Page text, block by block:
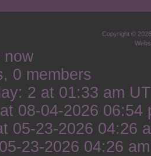
Copyright ©
now
0 members
2 at 01:33 am
08-04-2026 06:54
05-23-2026 04:26
23-2026 04:26